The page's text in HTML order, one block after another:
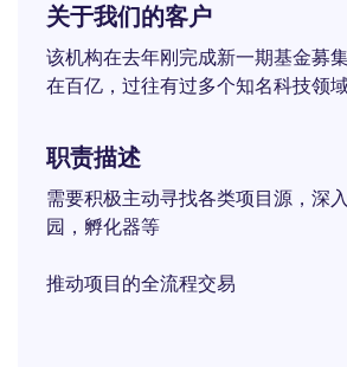
关于我们的客户
该机构在去年刚完成新一期基金募
在百亿，过往有过多个知名科技领
职责描述
需要积极主动寻找各类项目源，深
园，孵化器等
推动项目的全流程交易